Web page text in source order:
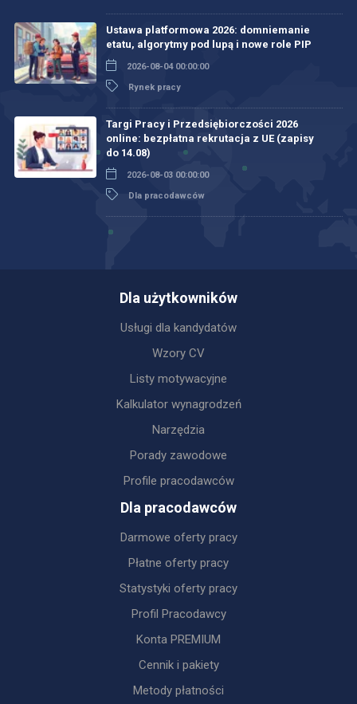
Ustawa platformowa 2026: domniemanie
etatu, algorytmy pod lupą i nowe role PIP
2026-08-04 00:00:00
Rynek pracy
Targi Pracy i Przedsiębiorczości 2026
online: bezpłatna rekrutacja z UE (zapisy
do 14.08)
2026-08-03 00:00:00
Dla pracodawców
Dla użytkowników
Usługi dla kandydatów
Wzory CV
Listy motywacyjne
Kalkulator wynagrodzeń
Narzędzia
Porady zawodowe
Profile pracodawców
Dla pracodawców
Darmowe oferty pracy
Płatne oferty pracy
Statystyki oferty pracy
Profil Pracodawcy
Konta PREMIUM
Cennik i pakiety
Metody płatności